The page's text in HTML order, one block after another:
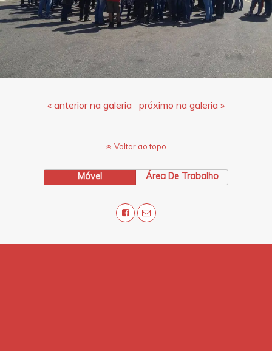
« anterior na galeria próximo na galeria »
Voltar ao topo
Móvel Área De Trabalho